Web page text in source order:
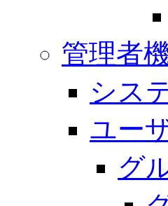
管理者
シス
ユー
グ